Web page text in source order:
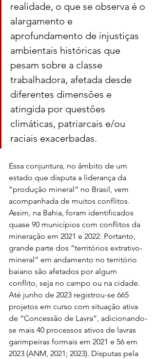
realidade, o que se observa é o
alargamento e
aprofundamento de injustiças
ambientais históricas que
pesam sobre a classe
trabalhadora, afetada desde
diferentes dimensões e
atingida por questões
climáticas, patriarcais e/ou
raciais exacerbadas.
Essa conjuntura, no âmbito de um
estado que disputa a liderança da
“produção mineral” no Brasil, vem
acompanhada de muitos conflitos.
Assim, na Bahia, foram identificados
quase 90 municípios com conflitos da
mineração em 2021 e 2022. Portanto,
grande parte dos “territórios extrativo-
mineral” em andamento no território
baiano são afetados por algum
conflito, seja no campo ou na cidade.
Até junho de 2023 registrou-se 665
projetos em curso com situação ativa
de “Concessão de Lavra”, adicionando-
se mais 40 processos ativos de lavras
garimpeiras formais em 2021 e 56 em
2023 (ANM, 2021; 2023). Disputas pela